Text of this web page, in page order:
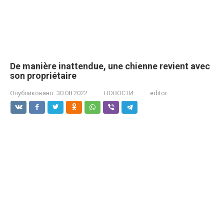
De manière inattendue, une chienne revient avec
son propriétaire
Опубликовано: 30.08.2022 НОВОСТИ editor